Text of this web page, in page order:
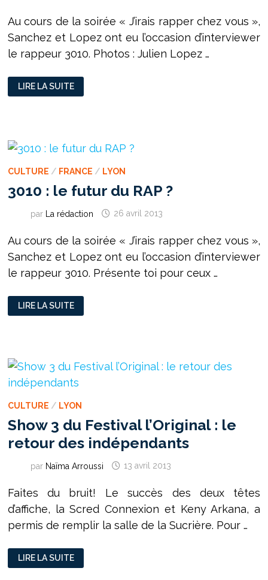
Au cours de la soirée « J’irais rapper chez vous »,
Sanchez et Lopez ont eu l’occasion d’interviewer
le rappeur 3010. Photos : Julien Lopez …
3010
:
LE
LIRE LA SUITE
CULTURE / FRANCE / LYON
3010 : le futur du RAP ?
par La rédaction 26 avril 2013
Au cours de la soirée « J’irais rapper chez vous »,
Sanchez et Lopez ont eu l’occasion d’interviewer
le rappeur 3010. Présente toi pour ceux …
3010
:
LE
LIRE LA SUITE
CULTURE / LYON
Show 3 du Festival l’Original : le
retour des indépendants
par Naïma Arroussi 13 avril 2013
Faites du bruit! Le succès des deux têtes
d’affiche, la Scred Connexion et Keny Arkana, a
permis de remplir la salle de la Sucrière. Pour …
SHOW
3
DU
LIRE LA SUITE